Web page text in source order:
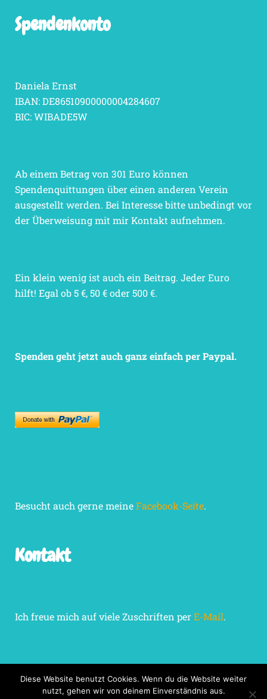
Spendenkonto
Daniela Ernst
IBAN: DE86510900000004284607
BIC: WIBADE5W
Ab einem Betrag von 301 Euro können
Spendenquittungen über einen anderen Verein
ausgestellt werden. Bei Interesse bitte unbedingt vor
der Überweisung mit mir Kontakt aufnehmen.
Ein klein wenig ist auch ein Beitrag. Jeder Euro
hilft! Egal ob 5 €, 50 € oder 500 €.
Spenden geht jetzt auch ganz einfach per Paypal.
Besucht auch gerne meineFacebook-Seite.
Kontakt
Ich freue mich auf viele Zuschriften perE-Mail.
Diese Website benutzt Cookies. Wenn du die Website weiter
nutzt, gehen wir von deinem Einverständnis aus.